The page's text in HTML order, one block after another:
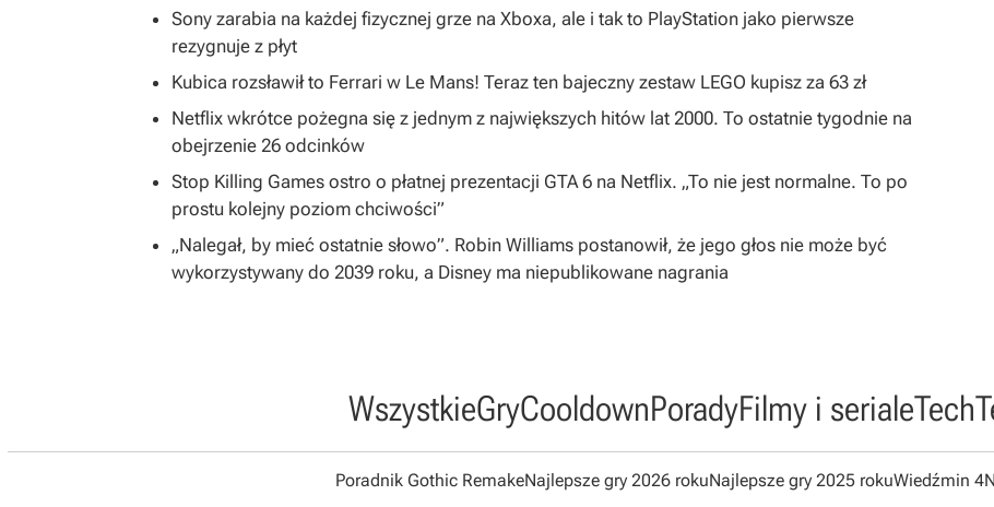
Sony zarabia na każdej fizycznej grze na Xboxa, ale i tak to PlayStation jako pierwsze
rezygnuje z płyt
Kubica rozsławił to Ferrari w Le Mans! Teraz ten bajeczny zestaw LEGO kupisz za 63 zł
Netflix wkrótce pożegna się z jednym z największych hitów lat 2000. To ostatnie tygodnie na
obejrzenie 26 odcinków
Stop Killing Games ostro o płatnej prezentacji GTA 6 na Netflix. „To nie jest normalne. To po
prostu kolejny poziom chciwości”
„Nalegał, by mieć ostatnie słowo”. Robin Williams postanowił, że jego głos nie może być
wykorzystywany do 2039 roku, a Disney ma niepublikowane nagrania
WszystkieGryCooldownPoradyFilmy i serialeTech
Poradnik Gothic RemakeNajlepsze gry 2026 rokuNajlepsze gry 2025 rokuWiedźmin 4